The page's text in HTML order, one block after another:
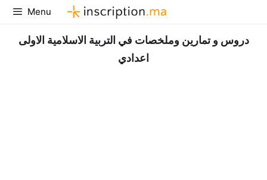
Aller
au
contenu
Menu
دروس و تمارين وملخصات في التربية الاسلامية الاولى
اعدادي